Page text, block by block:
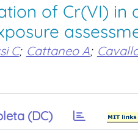
of Cr(VI) in
C; Cattaneo A;
(DC)